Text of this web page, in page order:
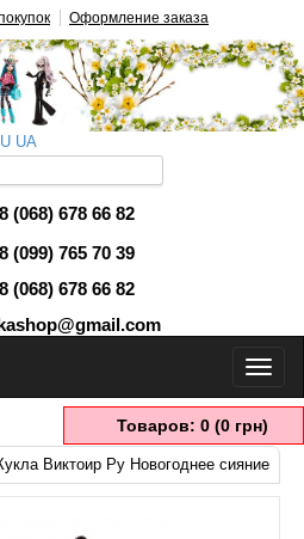
Оформление заказа
UA
Товаров: 0 (0 грн)
(068) 678 66 82
(099) 765 70 39
(068) 678 66 82
Виктоир Ру Новогоднее сияние